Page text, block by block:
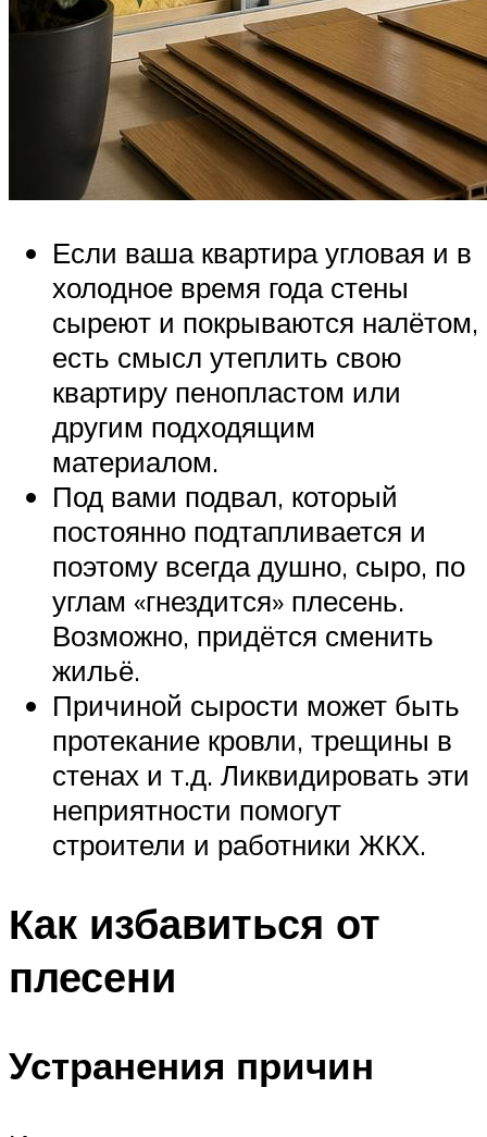
Если ваша квартира угловая и в
холодное время года стены
сыреют и покрываются налётом,
есть смысл утеплить свою
квартиру пенопластом или
другим подходящим
материалом.
Под вами подвал, который
постоянно подтапливается и
поэтому всегда душно, сыро, по
углам «гнездится» плесень.
Возможно, придётся сменить
жильё.
Причиной сырости может быть
протекание кровли, трещины в
стенах и т.д. Ликвидировать эти
неприятности помогут
строители и работники ЖКХ.
Как избавиться от
плесени
Устранения причин